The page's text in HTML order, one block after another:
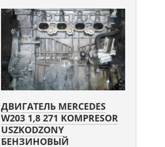
ДВИГАТЕЛЬ MERCEDES
W203 1,8 271 KOMPRESOR
USZKODZONY
БЕНЗИНОВЫЙ